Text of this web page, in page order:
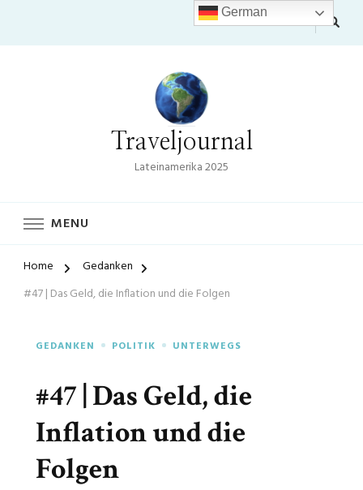
Traveljournal
Lateinamerika 2025
MENU
Home
Gedanken
#47 | Das Geld, die Inflation und die Folgen
GEDANKEN POLITIK UNTERWEGS
#47 | Das Geld, die
Inflation und die
Folgen
German